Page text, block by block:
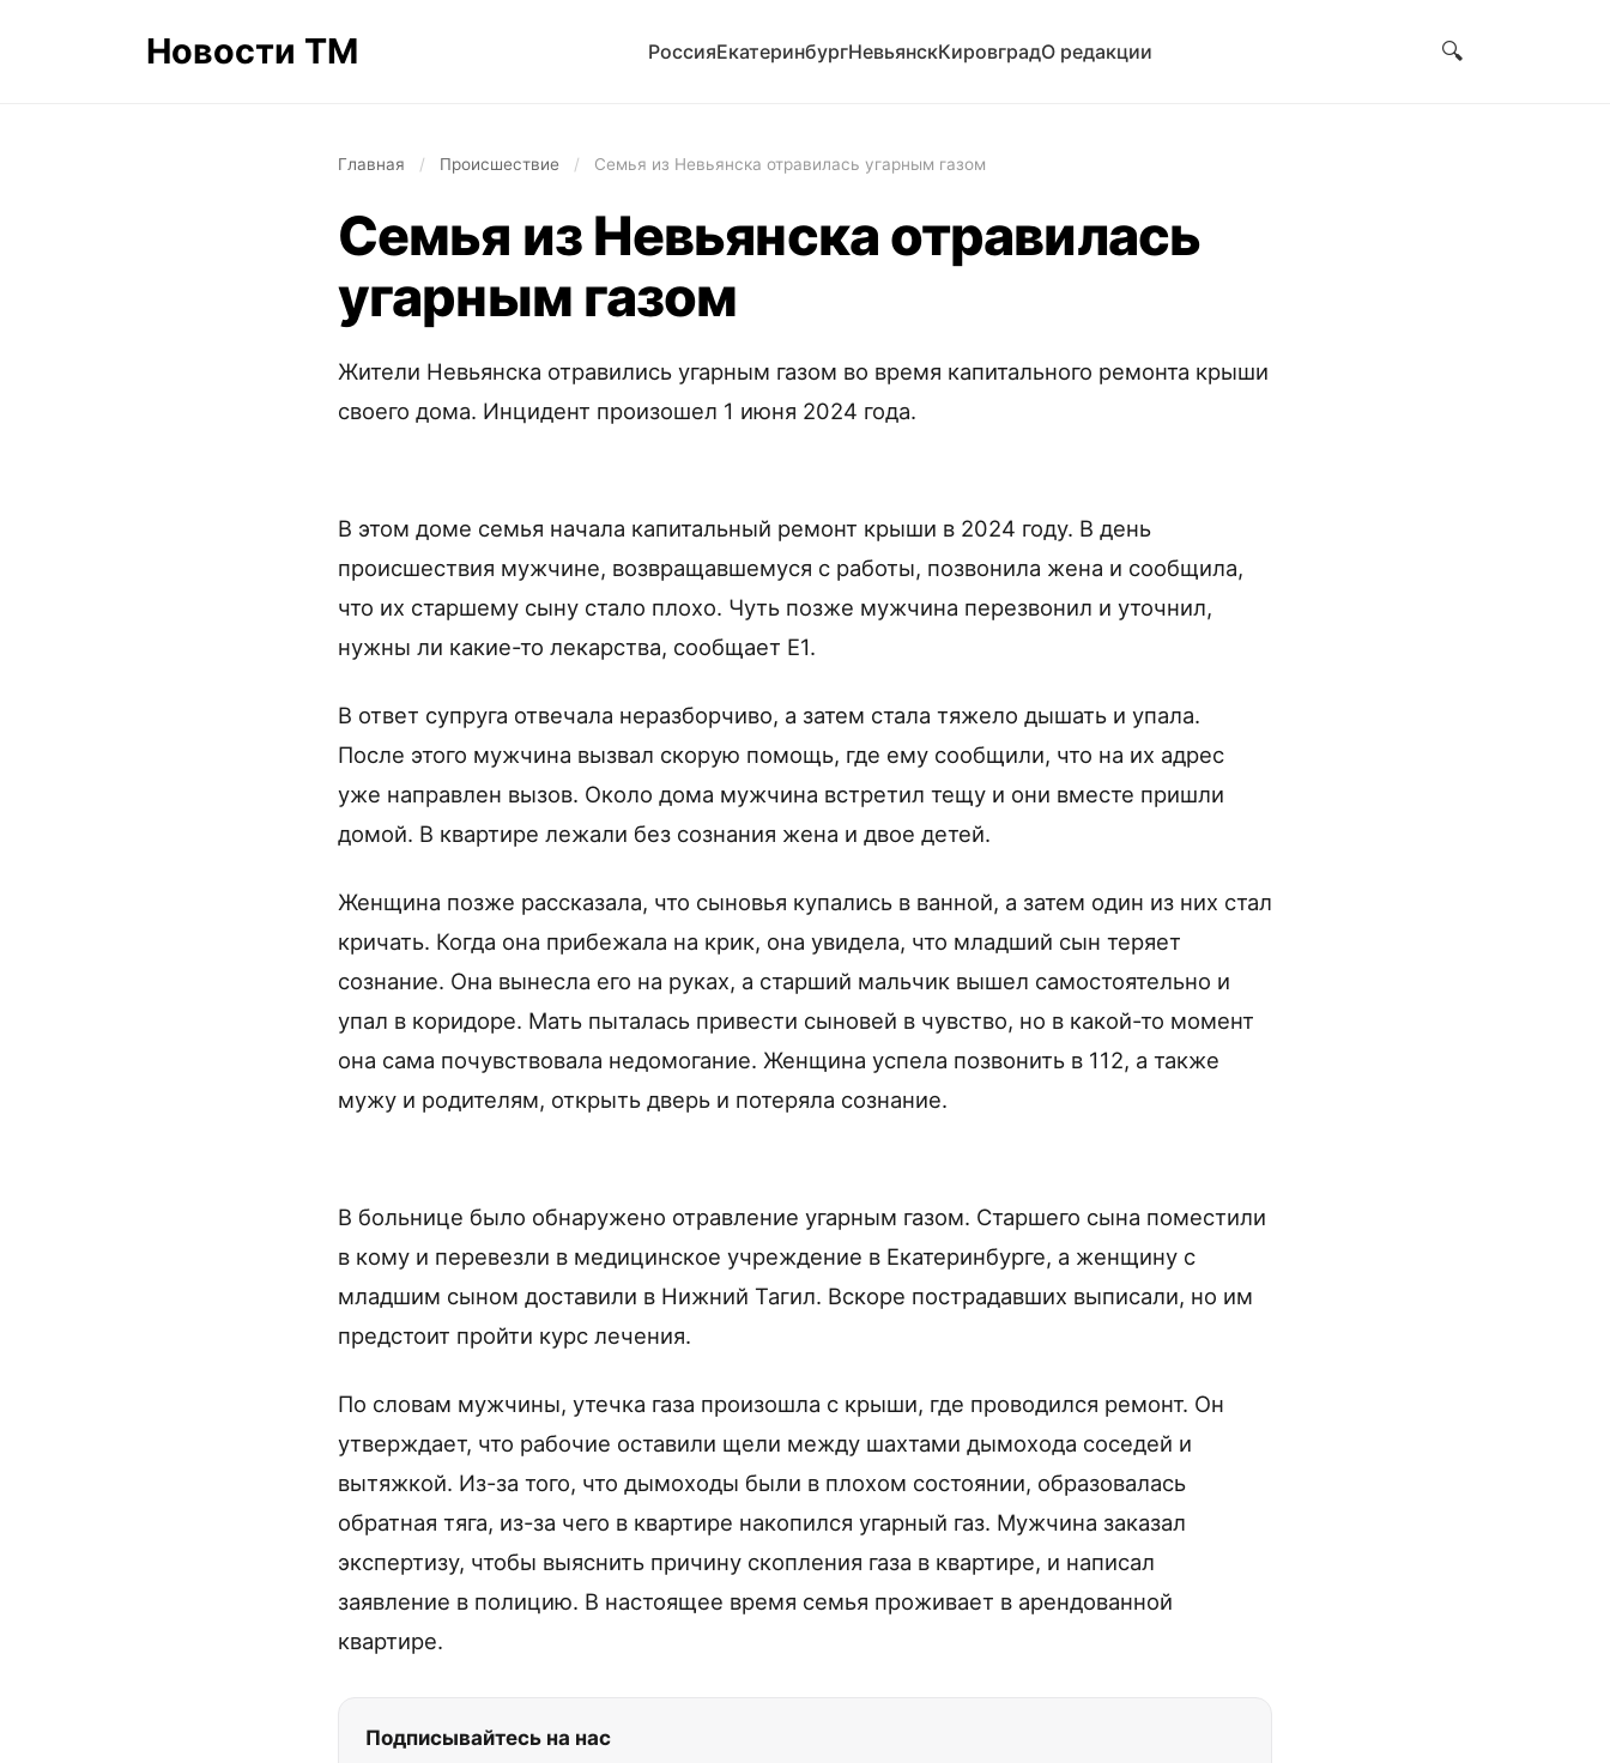
Новости ТМ РоссияЕкатеринбургНевьянскКировградО редакции 🔍
Главная / Происшествие / Семья из Невьянска отравилась угарным газом
Семья из Невьянска отравилась
угарным газом
Жители Невьянска отравились угарным газом во время капитального ремонта крыши
своего дома. Инцидент произошел 1 июня 2024 года.
В этом доме семья начала капитальный ремонт крыши в 2024 году. В день
происшествия мужчине, возвращавшемуся с работы, позвонила жена и сообщила,
что их старшему сыну стало плохо. Чуть позже мужчина перезвонил и уточнил,
нужны ли какие-то лекарства, сообщает Е1.
В ответ супруга отвечала неразборчиво, а затем стала тяжело дышать и упала.
После этого мужчина вызвал скорую помощь, где ему сообщили, что на их адрес
уже направлен вызов. Около дома мужчина встретил тещу и они вместе пришли
домой. В квартире лежали без сознания жена и двое детей.
Женщина позже рассказала, что сыновья купались в ванной, а затем один из них стал
кричать. Когда она прибежала на крик, она увидела, что младший сын теряет
сознание. Она вынесла его на руках, а старший мальчик вышел самостоятельно и
упал в коридоре. Мать пыталась привести сыновей в чувство, но в какой-то момент
она сама почувствовала недомогание. Женщина успела позвонить в 112, а также
мужу и родителям, открыть дверь и потеряла сознание.
В больнице было обнаружено отравление угарным газом. Старшего сына поместили
в кому и перевезли в медицинское учреждение в Екатеринбурге, а женщину с
младшим сыном доставили в Нижний Тагил. Вскоре пострадавших выписали, но им
предстоит пройти курс лечения.
По словам мужчины, утечка газа произошла с крыши, где проводился ремонт. Он
утверждает, что рабочие оставили щели между шахтами дымохода соседей и
вытяжкой. Из-за того, что дымоходы были в плохом состоянии, образовалась
обратная тяга, из-за чего в квартире накопился угарный газ. Мужчина заказал
экспертизу, чтобы выяснить причину скопления газа в квартире, и написал
заявление в полицию. В настоящее время семья проживает в арендованной
квартире.
Подписывайтесь на нас